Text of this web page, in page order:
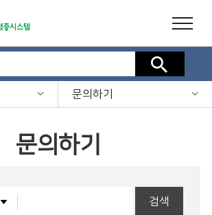
검색
문의하기
문의하기
검색